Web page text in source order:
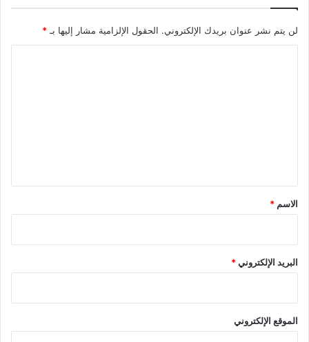
ا
ن
لن يتم نشر عنوان بريدك الإلكتروني. الحقول الإلزامية مشار إليها بـ *
*
الاسم *
البريد الإلكتروني*
الموقع الإلكتروني